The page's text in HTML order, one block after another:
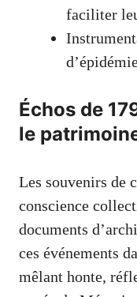
faciliter
Échos de
le
Les souvenirs de
conscience
documents
ces événements
mêlant honte,